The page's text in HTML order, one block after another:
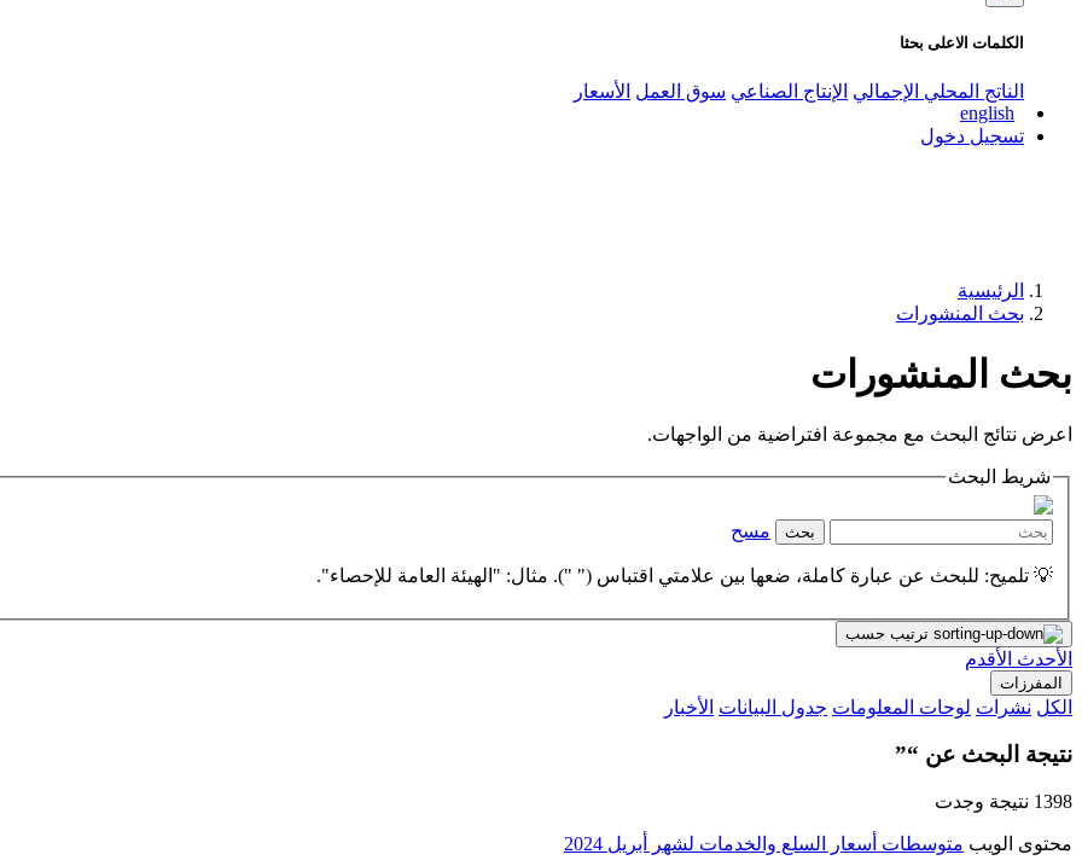
الكلمات الاعلى بحثا
الناتج المحلي الإجمالي الإنتاج الصناعي سوق العمل الأسعار
english
تسجيل دخول
الرئيسية
بحث المنشورات
بحث المنشورات
اعرض نتائج البحث مع مجموعة افتراضية من الواجهات.
شريط البحث
بحث مسح
💡 تلميح: للبحث عن عبارة كاملة، ضعها بين علامتي اقتباس (" "). مثال: "الهيئة العامة للإحصاء".
ترتيب حسب
الأحدث الأقدم
المفرزات
الكل نشرات لوحات المعلومات جدول البيانات الأخبار
نتيجة البحث عن “”
1398 نتيجة وجدت
محتوى الويب متوسطات أسعار السلع والخدمات لشهر أبريل 2024